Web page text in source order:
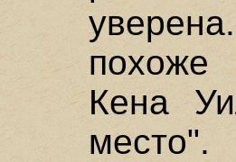
похоже
Кена
место".